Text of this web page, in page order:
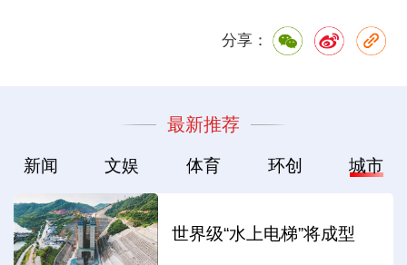
分享：
最新推荐
新闻 文娱 体育 环创 城市
世界级“水上电梯”将成型